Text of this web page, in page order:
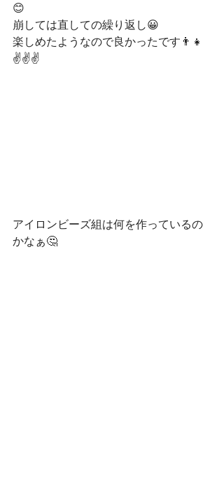
😊
崩しては直しての繰り返し😀
楽しめたようなので良かったです👨👧
✌✌✌
アイロンビーズ組は何を作っているの
かなぁ🤔